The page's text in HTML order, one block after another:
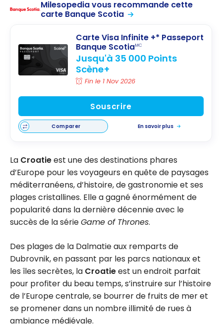
Milesopedia vous recommande cette
carte Banque Scotia
Carte Visa Infinite +* Passeport
Banque ScotiaMC
Jusqu'à 35 000 Points
Scène+
Fin le 1 Nov 2026
Souscrire
Comparer En savoir plus
La Croatieest une des destinations phares
d’Europe pour les voyageurs en quête de paysages
méditerranéens, d’histoire, de gastronomie et ses
plages cristallines. Elle a gagné énormément de
popularité dans la dernière décennie avec le
succès de la sérieGame of Thrones.
Des plages de la Dalmatie aux remparts de
Dubrovnik, en passant par les parcs nationaux et
les îles secrètes, la Croatieest un endroit parfait
pour profiter du beau temps, s’instruire sur l’histoire
de l’Europe centrale, se bourrer de fruits de mer et
se promener dans un nombre illimité de rues à
ambiance médiévale.